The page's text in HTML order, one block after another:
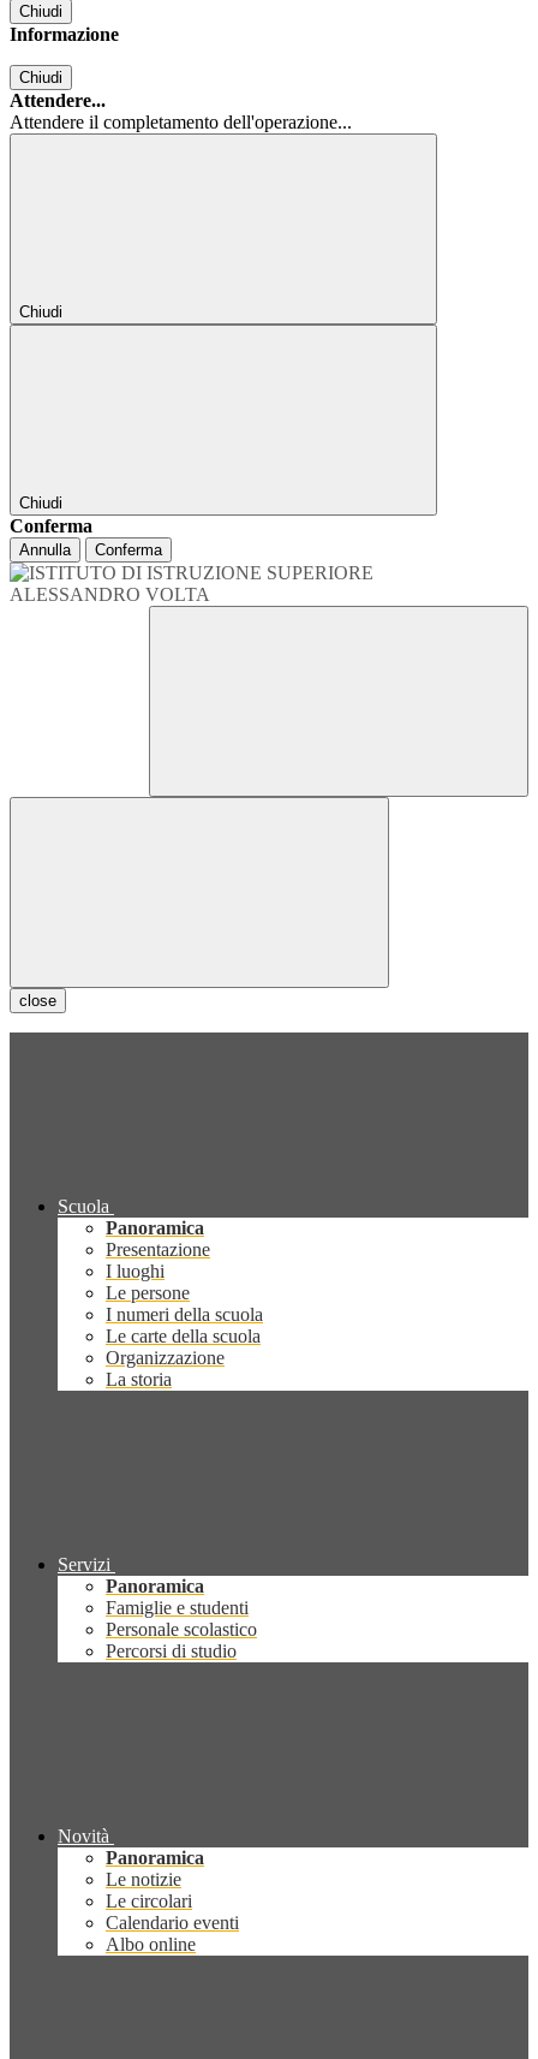
Chiudi
Informazione
Chiudi
Attendere...
Attendere il completamento dell'operazione...
Chiudi
Chiudi
Conferma
Annulla Conferma
close
Scuola
Panoramica
Presentazione
I luoghi
Le persone
I numeri della scuola
Le carte della scuola
Organizzazione
La storia
Servizi
Panoramica
Famiglie e studenti
Personale scolastico
Percorsi di studio
Novità
Panoramica
Le notizie
Le circolari
Calendario eventi
Albo online